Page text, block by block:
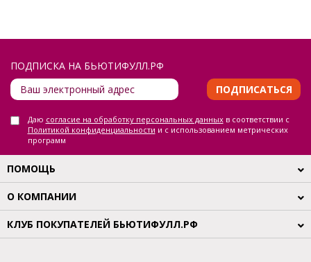
ПОДПИСКА НА БЬЮТИФУЛЛ.РФ
ПОДПИСАТЬСЯ
Даю согласие на обработку персональных данныхв соответствии с
Политикой конфиденциальности и с использованием метрических
программ
ПОМОЩЬ
О КОМПАНИИ
КЛУБ ПОКУПАТЕЛЕЙ БЬЮТИФУЛЛ.РФ